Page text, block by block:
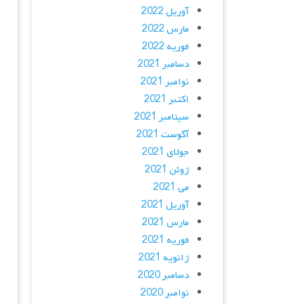
آوریل 2022
مارس 2022
فوریه 2022
دسامبر 2021
نوامبر 2021
اکتبر 2021
سپتامبر 2021
آگوست 2021
جولای 2021
ژوئن 2021
می 2021
آوریل 2021
مارس 2021
فوریه 2021
ژانویه 2021
دسامبر 2020
نوامبر 2020